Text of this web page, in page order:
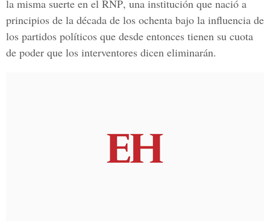
la misma suerte en el RNP, una institución que nació a
principios de la década de los ochenta bajo la influencia de
los partidos políticos que desde entonces tienen su cuota
de poder que los interventores dicen eliminarán.